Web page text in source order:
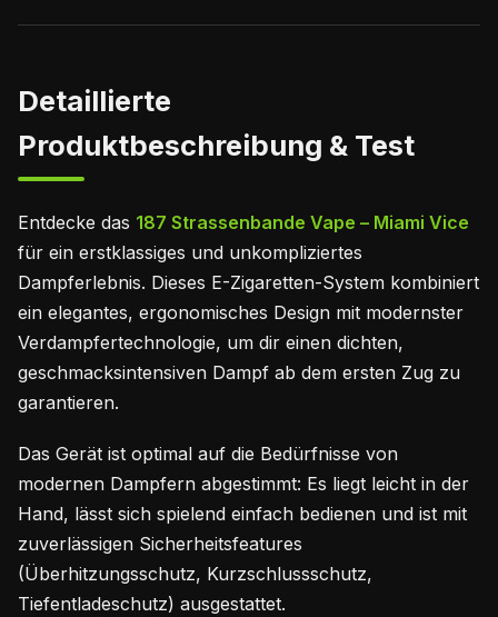
Detaillierte
Produktbeschreibung & Test
Entdecke das 187 Strassenbande Vape – Miami Vice
für ein erstklassiges und unkompliziertes
Dampferlebnis. Dieses E-Zigaretten-System kombiniert
ein elegantes, ergonomisches Design mit modernster
Verdampfertechnologie, um dir einen dichten,
geschmacksintensiven Dampf ab dem ersten Zug zu
garantieren.
Das Gerät ist optimal auf die Bedürfnisse von
modernen Dampfern abgestimmt: Es liegt leicht in der
Hand, lässt sich spielend einfach bedienen und ist mit
zuverlässigen Sicherheitsfeatures
(Überhitzungsschutz, Kurzschlussschutz,
Tiefentladeschutz) ausgestattet.